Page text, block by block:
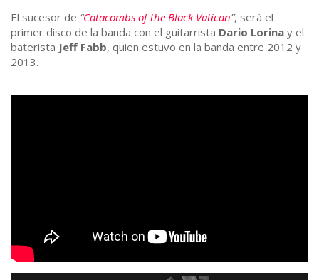
El sucesor de “Catacombs of the Black Vatican”, será el
primer disco de la banda con el guitarrista Dario Lorina y el
baterista Jeff Fabb, quien estuvo en la banda entre 2012 y
2013.